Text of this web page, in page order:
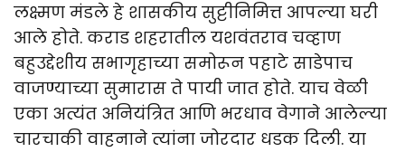
लक्ष्मण मंडले हे शासकीय सुट्टीनिमित्त आपल्या घरी
आले होते. कराड शहरातील यशवंतराव चव्हाण
बहुउद्देशीय सभागृहाच्या समोरून पहाटे साडेपाच
वाजण्याच्या सुमारास ते पायी जात होते. याच वेळी
एका अत्यंत अनियंत्रित आणि भरधाव वेगाने आलेल्या
चारचाकी वाहनाने त्यांना जोरदार धडक दिली. या